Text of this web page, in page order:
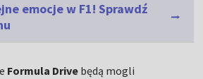
emocje w F1! Sprawdź
Formula Drive będą mogli